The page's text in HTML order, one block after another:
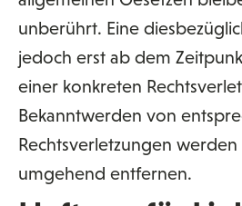
unberührt. Eine
jedoch erst ab dem
einer konkreten
Bekanntwerden von
Rechtsverletzungen
umgehend entfernen.